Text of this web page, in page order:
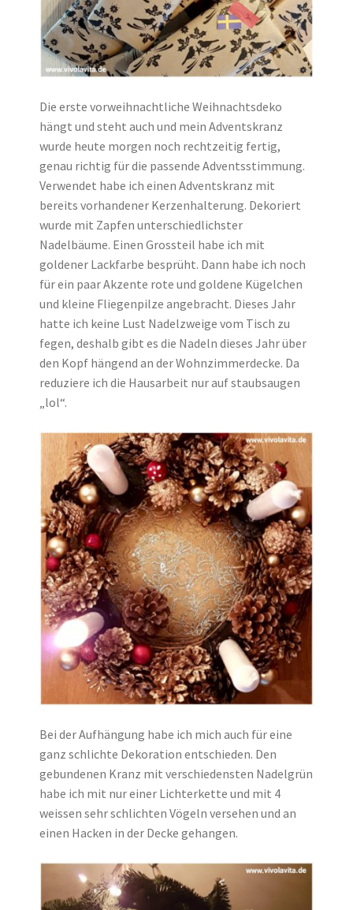
Die erste vorweihnachtliche Weihnachtsdeko
hängt und steht auch und mein Adventskranz
wurde heute morgen noch rechtzeitig fertig,
genau richtig für die passende Adventsstimmung.
Verwendet habe ich einen Adventskranz mit
bereits vorhandener Kerzenhalterung. Dekoriert
wurde mit Zapfen unterschiedlichster
Nadelbäume. Einen Grossteil habe ich mit
goldener Lackfarbe besprüht. Dann habe ich noch
für ein paar Akzente rote und goldene Kügelchen
und kleine Fliegenpilze angebracht. Dieses Jahr
hatte ich keine Lust Nadelzweige vom Tisch zu
fegen, deshalb gibt es die Nadeln dieses Jahr über
den Kopf hängend an der Wohnzimmerdecke. Da
reduziere ich die Hausarbeit nur auf staubsaugen
„lol“.
Bei der Aufhängung habe ich mich auch für eine
ganz schlichte Dekoration entschieden. Den
gebundenen Kranz mit verschiedensten Nadelgrün
habe ich mit nur einer Lichterkette und mit 4
weissen sehr schlichten Vögeln versehen und an
einen Hacken in der Decke gehangen.